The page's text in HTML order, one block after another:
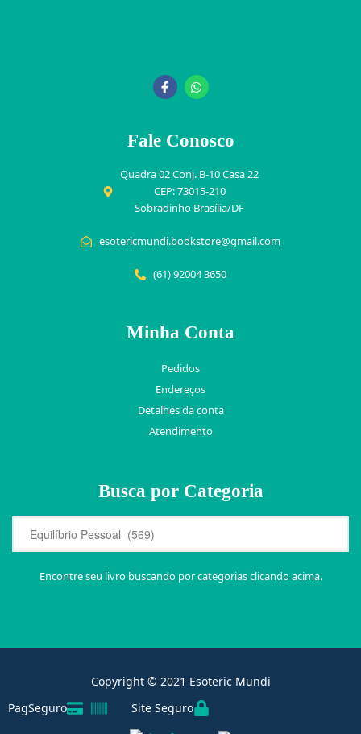
Fale Conosco
Quadra 02 Conj. B-10 Casa 22
CEP: 73015-210
Sobradinho Brasília/DF
esotericmundi.bookstore@gmail.com
(61) 92004 3650
Minha Conta
Pedidos
Endereços
Detalhes da conta
Atendimento
Busca por Categoria
Encontre seu livro buscando por categorias clicando acima.
Copyright © 2021 Esoteric Mundi
PagSeguro
Site Seguro